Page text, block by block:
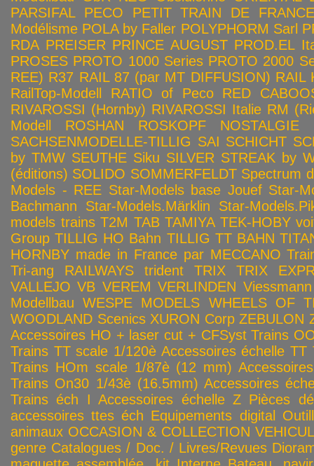
PARSIFAL
PECO
PETIT TRAIN DE FRANCE
Modélisme POLA by Faller POLYPHORM Sarl
RDA PREISER PRINCE AUGUST PROD.EL
PROSES PROTO 1000 Series PROTO 2000
REE) R37 RAIL 87 (par MT DIFFUSION) RAIL
RailTop-Modell
RATIO of Peco
RED
RIVAROSSI (Hornby) RIVAROSSI Italie RM
Modell
ROSHAN ROSKOPF NOSTALGIE
SACHSENMODELLE-TILLIG SAI SCHICHT
by TMW SEUTHE Siku SILVER STREAK by
(éditions) SOLIDO SOMMERFELDT Spectrum
Models - REE Star-Models base Jouef Star-
Bachmann
Star-Models.Märklin
Star-
models trains T2M TAB TAMIYA TEK-HOBY
Group TILLIG HO Bahn TILLIG TT BAHN
HORNBY made in France par MECCANO
Tri-ang RAILWAYS
trident TRIX
TRIX
VALLEJO VB VEREM VERLINDEN Viessmann
Modellbau WESPE MODELS WHEELS OF
WOODLAND Scenics XURON Corp ZEBULON
Accessoires HO + laser cut + CFSyst Trains
Trains TT scale 1/120è Accessoires échelle TT
Trains HOm scale 1/87è (12 mm)
Trains On30 1/43è (16.5mm) Accessoires
Trains éch I Accessoires échelle Z Pièces
accessoires ttes éch Equipements digital
animaux OCCASION & COLLECTION
genre Catalogues / Doc. / Livres/Revues